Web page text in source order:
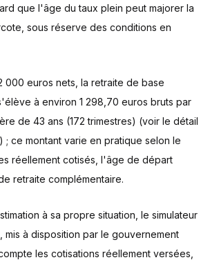
que l'âge du taux plein peut majorer la
sous réserve des conditions en
000 euros nets, la retraite de base
à environ 1 298,70 euros bruts par
de 43 ans (172 trimestres) (voir le détail
; ce montant varie en pratique selon le
réellement cotisés, l'âge de départ
retraite complémentaire.
à sa propre situation, le simulateur
, mis à disposition par le gouvernement
les cotisations réellement versées,